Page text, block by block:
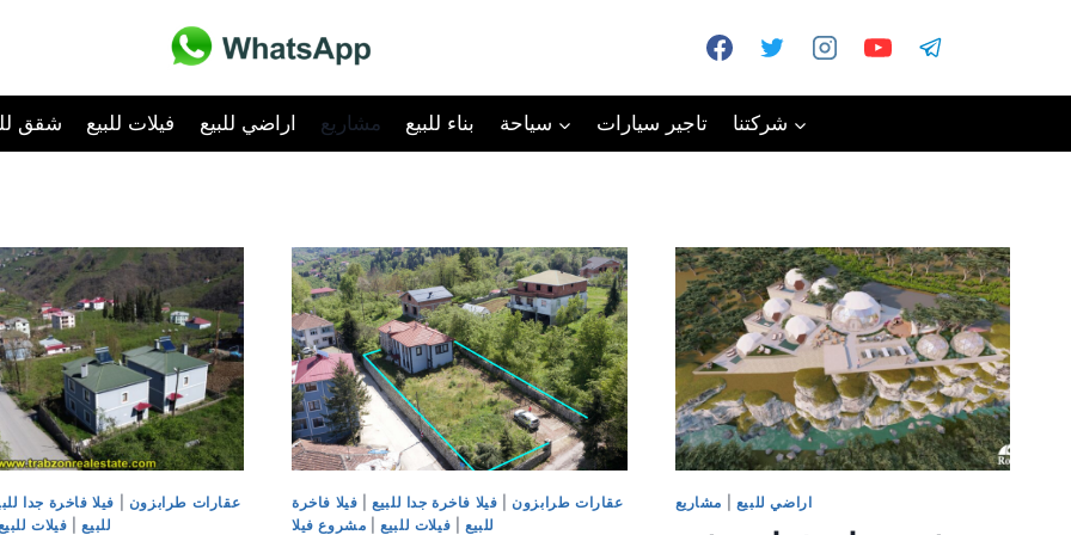
شقق فيلات للبيع اراضي للبيع مشاريع بناء للبيع سياحة تاجير سيارات شركتنا
عقارات طرابزون فيلا فاخرة جدا
للبيع| فيلات
عقارات طرابزون| فيلا فاخرة جدا للبيع| فيلا فاخرة
للبيع
فيلات للبيع| مشروع فيلا
اراضي للبيع مشاريع